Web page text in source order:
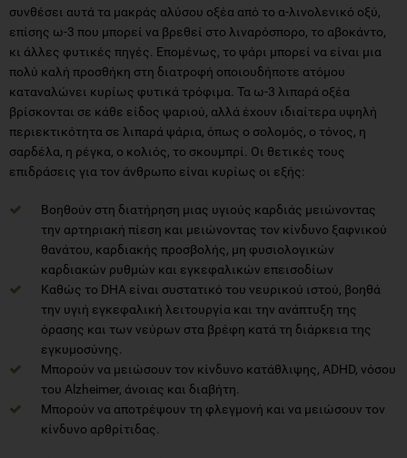
συνθέσει αυτά τα μακράς αλύσου οξέα από το α-λινολενικό οξύ,
επίσης ω-3 που μπορεί να βρεθεί στο λιναρόσπορο, το αβοκάντο,
κι άλλες φυτικές πηγές. Επομένως, το ψάρι μπορεί να είναι μια
πολύ καλή προσθήκη στη διατροφή οποιουδήποτε ατόμου
καταναλώνει κυρίως φυτικά τρόφιμα. Τα ω-3 λιπαρά οξέα
βρίσκονται σε κάθε είδος ψαριού, αλλά έχουν ιδιαίτερα υψηλή
περιεκτικότητα σε λιπαρά ψάρια, όπως ο σολομός, ο τόνος, η
σαρδέλα, η ρέγκα, ο κολιός, το σκουμπρί. Οι θετικές τους
επιδράσεις για τον άνθρωπο είναι κυρίως οι εξής:
Βοηθούν στη διατήρηση μιας υγιούς καρδιάς μειώνοντας
την αρτηριακή πίεση και μειώνοντας τον κίνδυνο ξαφνικού
θανάτου, καρδιακής προσβολής, μη φυσιολογικών
καρδιακών ρυθμών και εγκεφαλικών επεισοδίων
Καθώς το DHA είναι συστατικό του νευρικού ιστού, βοηθά
την υγιή εγκεφαλική λειτουργία και την ανάπτυξη της
όρασης και των νεύρων στα βρέφη κατά τη διάρκεια της
εγκυμοσύνης.
Μπορούν να μειώσουν τον κίνδυνο κατάθλιψης, ADHD, νόσου
του Alzheimer, άνοιας και διαβήτη.
Μπορούν να αποτρέψουν τη φλεγμονή και να μειώσουν τον
κίνδυνο αρθρίτιδας.